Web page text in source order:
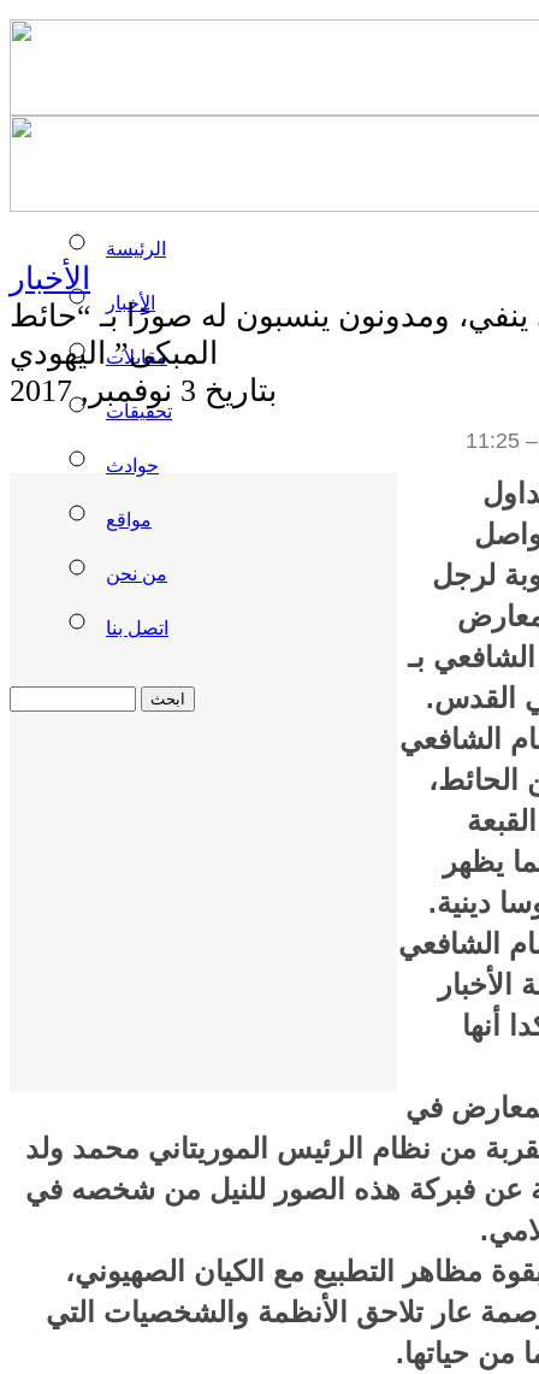
الرئيسة
الأخبار
مقابلات
تحقيقات
حوادث
مواقع
من نحن
اتصل بنا
الأخبار
ومدونون ينسبون له صورًا بـ “حائط
المبكى” اليهودي
بتاريخ 3 نوفمبر, 2017
لرجل
بـ
القدس.
الشافعي
يظهر
دينية.
الشافعي
أنها
في
من نظام الرئيس الموريتاني محمد ولد
عن فبركة هذه الصور للنيل من شخصه في
مظاهر التطبيع مع الكيان الصهيوني،
عار تلاحق الأنظمة والشخصيات التي
من حياتها.